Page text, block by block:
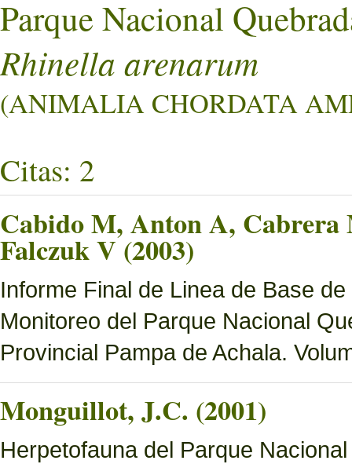
Parque Nacional
Rhinella arenarum
(ANIMALIA CHORDATA
Citas: 2
Cabido M, Anton A,
Falczuk V (2003)
Informe Final de Linea de Base
Monitoreo del Parque Nacional
Provincial Pampa de Achala.
Monguillot, J.C. (2001)
Herpetofauna del Parque